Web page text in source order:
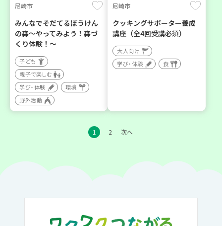
尼崎市
みんなでそだてるぼうけん
の森～やってみよう！森づ
くり体験！～
子ども
親子で楽しむ
学び・体験
環境
野外活動
尼崎市
クッキングサポーター養成
講座（全4回受講必須）
大人向け
学び・体験
食
1 2 次へ